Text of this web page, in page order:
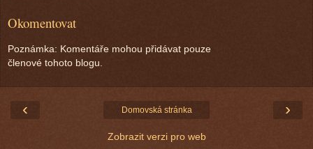
Okomentovat
Poznámka: Komentáře mohou přidávat pouze
členové tohoto blogu.
‹ ›
Domovská stránka
Zobrazit verzi pro web